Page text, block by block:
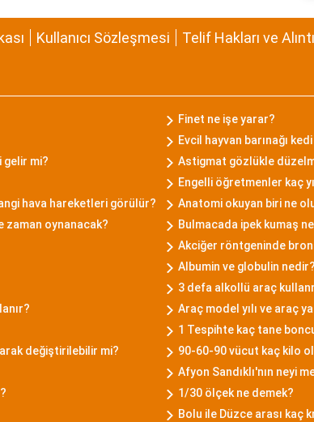
Kullanıcı Sözleşmesi Telif Hakları ve Alıntı
Finet ne işe yarar?
Evcil hayvan barınağı
gelir mi?
Astigmat gözlükle
Engelli öğretmenler kaç
hava hareketleri görülür?
Anatomi okuyan biri ne
zaman oynanacak?
Bulmacada ipek kumaş
Akciğer röntgeninde
Albumin ve globulin nedir?
3 defa alkollü araç
Araç model yılı ve araç
1 Tespihte kaç tane
değiştirilebilir mi?
90-60-90 vücut kaç kilo
Afyon Sandıklı'nın neyi
1/30 ölçek ne demek?
Bolu ile Düzce arası kaç